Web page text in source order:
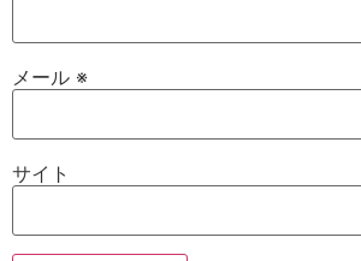
メール ※
サイト